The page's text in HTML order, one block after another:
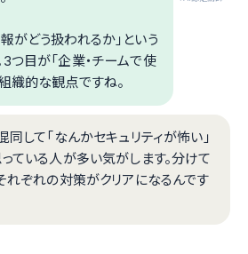
がどう扱われるか」という
つ目が「企業・チームで使
織的な観点ですね。
同して「なんかセキュリティが怖い」
ている人が多い気がします。分けて
れぞれの対策がクリアになるんです